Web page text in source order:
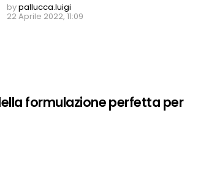
bypallucca.luigi
22 Aprile 2022, 11:09
formulazione perfetta per